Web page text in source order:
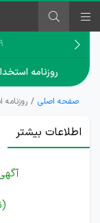
روزنامه استخدامی
صفحه اصلی روزنامه
اطلاعات بیشتر